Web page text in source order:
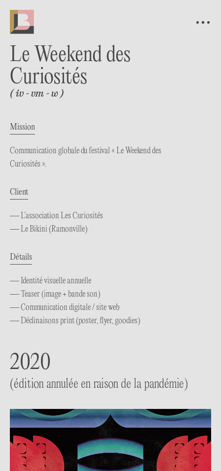
Le Weekend des
Curiosités
( iv vm w )
Mission
Communication globale du festival « Le Weekend des
Curiosités ».
Client
— L’association Les Curiosités
— Le Bikini (Ramonville)
Détails
— Identité visuelle annuelle
— Teaser (image + bande son)
— Communication digitale / site web
— Déclinaisons print (poster, flyer, goodies)
2020
(édition annulée en raison de la pandémie)